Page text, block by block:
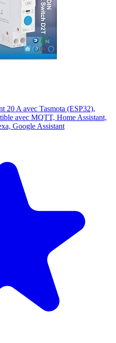
20 A avec Tasmota (ESP32),
avec MQTT, Home Assistant,
Google Assistant